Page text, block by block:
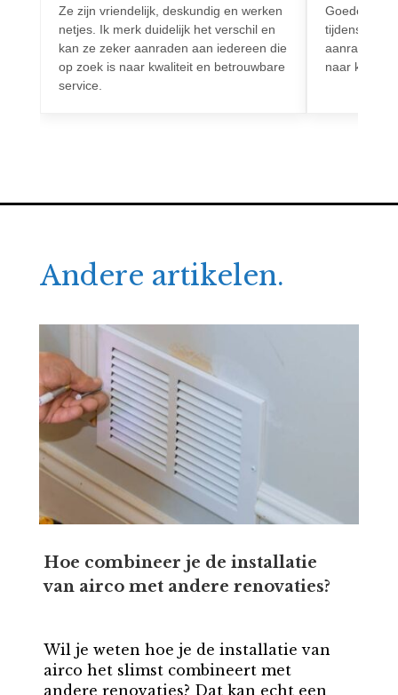
Ze zijn vriendelijk, deskundig en werken
netjes. Ik merk duidelijk het verschil en
kan ze zeker aanraden aan iedereen die
op zoek is naar kwaliteit en betrouwbare
service.
Goede
tijdens het
aanrader
naar
Andere artikelen.
Hoe combineer je de installatie
van airco met andere renovaties?
Wil je weten hoe je de installatie van
airco het slimst combineert met
andere renovaties? Dat kan echt een